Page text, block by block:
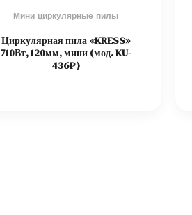
Мини циркулярные пилы
Циркулярная пила «KRESS»
710Вт, 120мм, мини (мод. KU-
436P)